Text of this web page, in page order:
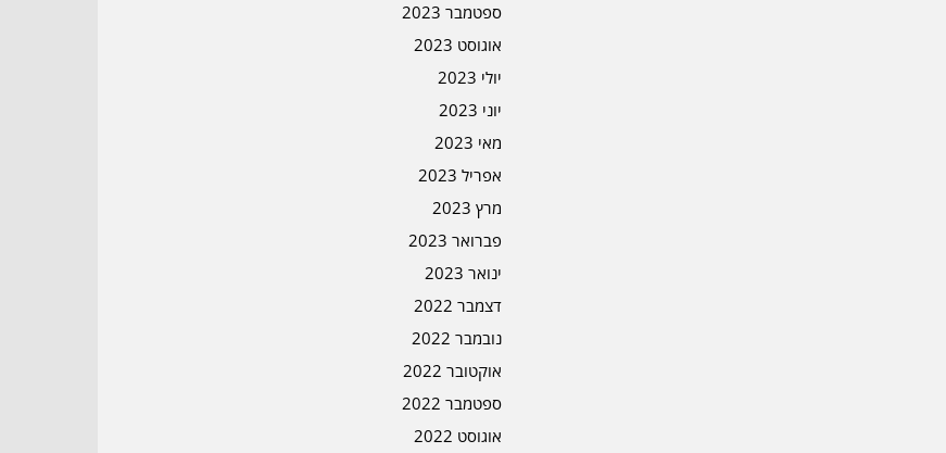
ספטמבר 2023
אוגוסט 2023
יולי 2023
יוני 2023
מאי 2023
אפריל 2023
מרץ 2023
פברואר 2023
ינואר 2023
דצמבר 2022
נובמבר 2022
אוקטובר 2022
ספטמבר 2022
אוגוסט 2022